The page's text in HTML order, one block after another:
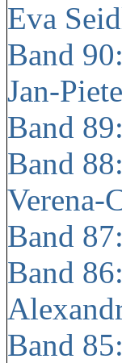
Eva
Band 90:
Jan-
Band
Band 88:
Verena-
Band
Band 86:
Band